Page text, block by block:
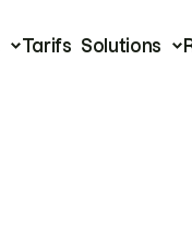
Tarifs Solutions